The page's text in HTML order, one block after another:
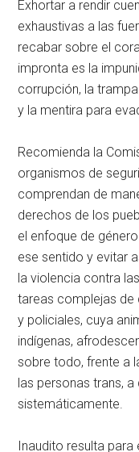
Exhortar a rendir
exhaustivas a las
recabar sobre el
impronta es la
corrupción, la
y la mentira para
Recomienda la
organismos de
comprendan de
derechos de los
el enfoque de
ese sentido y evitar
la violencia contra
tareas complejas de
y policiales, cuya
indígenas,
sobre todo, frente a
las personas trans, a
sistemáticamente.
Inaudito resulta